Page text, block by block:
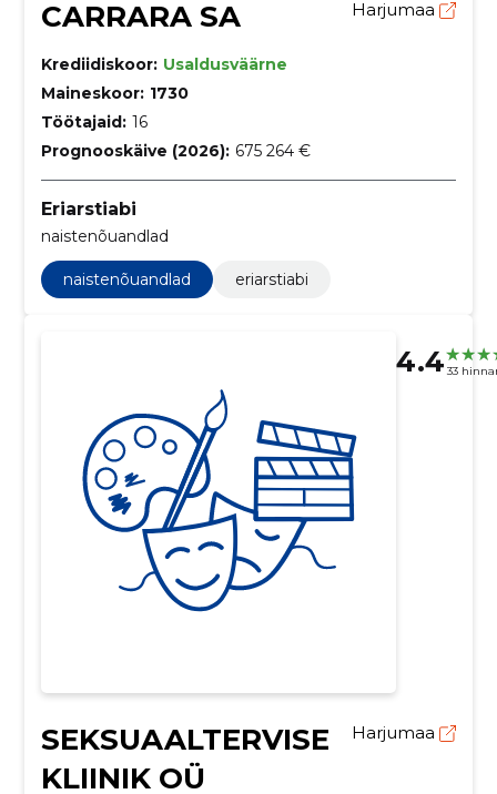
CARRARA SA Harjumaa
Krediidiskoor: Usaldusväärne
Maineskoor: 1730
Töötajaid: 16
Prognooskäive (2026): 675 264 €
Eriarstiabi
naistenõuandlad
naistenõuandlad eriarstiabi
4.4 33
SEKSUAALTERVISE
KLIINIK OÜ
Harjumaa